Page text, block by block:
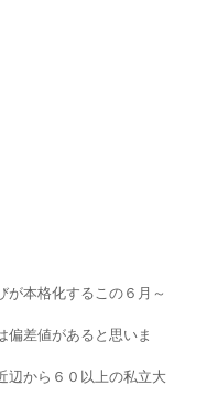
が本格化するこの６月～
偏差値があると思いま
辺から６０以上の私立大